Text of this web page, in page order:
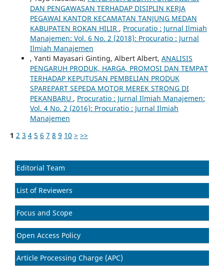
DAN PENGAWASAN TERHADAP DISIPLIN KERJA
PEGAWAI KANTOR KECAMATAN TANJUNG MEDAN
KABUPATEN ROKAN HILIR , Procuratio : Jurnal Ilmiah
Manajemen: Vol. 6 No. 2 (2018): Procuratio : Jurnal
Ilmiah Manajemen
, Yanti Mayasari Ginting, Albert Albert, ANALISIS
PENGARUH PRODUK, HARGA, PROMOSI DAN TEMPAT
TERHADAP KEPUTUSAN PEMBELIAN PRODUK
SPAREPART SEPEDA MOTOR MEREK STRONG DI
PEKANBARU , Procuratio : Jurnal Ilmiah Manajemen:
Vol. 4 No. 2 (2016): Procuratio : Jurnal Ilmiah
Manajemen
1 2 3 4 5 6 7 8 9 10 > >>
Editorial Team
List of Reviewers
Focus and Scope
Open Access Policy
Article Processing Charge (APC)